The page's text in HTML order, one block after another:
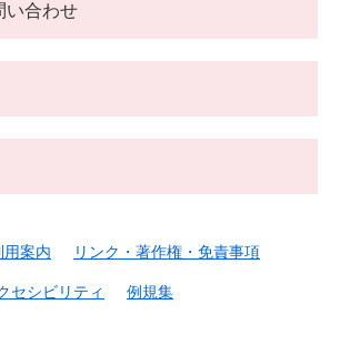
い合わせ
用案内 リンク・著作権・免責事項
セシビリティ 例規集